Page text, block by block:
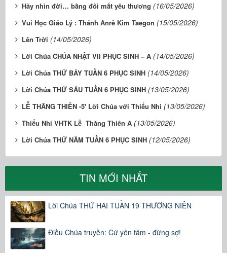
Hãy nhìn đời… bằng đôi mắt yêu thương (16/05/2026)
Vui Học Giáo Lý : Thánh Anrê Kim Taegon (15/05/2026)
Lên Trời (14/05/2026)
Lời Chúa CHÚA NHẬT VII PHỤC SINH – A (14/05/2026)
Lời Chúa THỨ BẢY TUẦN 6 PHỤC SINH (14/05/2026)
Lời Chúa THỨ SÁU TUẦN 6 PHỤC SINH (13/05/2026)
LỄ THĂNG THIÊN -5' Lời Chúa với Thiếu Nhi (13/05/2026)
Thiếu Nhi VHTK Lễ Thăng Thiên A (13/05/2026)
Lời Chúa THỨ NĂM TUẦN 6 PHỤC SINH (12/05/2026)
TIN MỚI NHẤT
Lời Chúa THỨ HAI TUẦN 19 THƯỜNG NIÊN
Điều Chúa truyền: Cứ yên tâm - đừng sợ!